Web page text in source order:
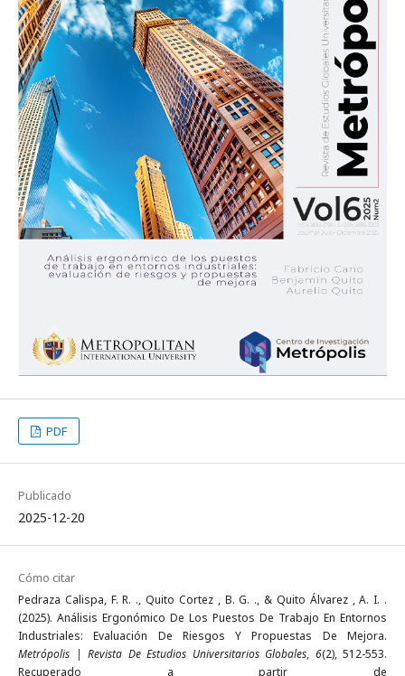
PDF
Publicado
2025-12-20
Cómo citar
Pedraza Calispa, F. R. ., Quito Cortez , B. G. ., & Quito Álvarez , A. I. .
(2025). Análisis Ergonómico De Los Puestos De Trabajo En Entornos
Industriales: Evaluación De Riesgos Y Propuestas De Mejora.
Metrópolis | Revista De Estudios Universitarios Globales, 6(2), 512-553.
Recuperado a partir de